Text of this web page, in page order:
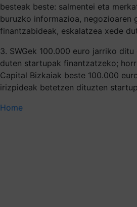
besteak beste: salmentei eta
buruzko informazioa, negozioaren
finantzabideak, eskalatzea xede
3. SWGek 100.000 euro jarriko
duten startupak finantzatzeko;
Capital Bizkaiak beste 100.000
irizpideak betetzen dituzten
Home